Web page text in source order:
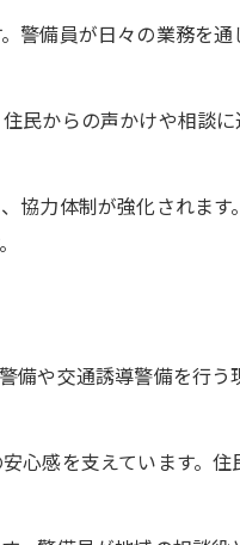
備員が日々の業務を
からの声かけや相談
力体制が強化されま
や交通誘導警備を行
感を支えています。